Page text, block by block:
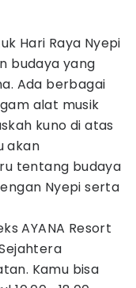
Hari Raya Nyepi
budaya yang
Ada berbagai
alat musik
kuno di atas
akan
tentang budaya
Nyepi serta
AYANA Resort
Kamu bisa